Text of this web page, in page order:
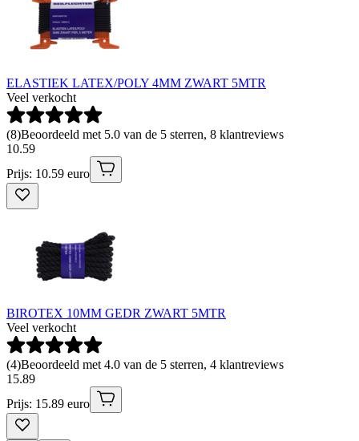
ELASTIEK LATEX/POLY 4MM ZWART 5MTR
Veel verkocht
(8)Beoordeeld met 5.0 van de 5 sterren, 8 klantreviews
10.59
Prijs: 10.59 euro
BIROTEX 10MM GEDR ZWART 5MTR
Veel verkocht
(4)Beoordeeld met 4.0 van de 5 sterren, 4 klantreviews
15.89
Prijs: 15.89 euro